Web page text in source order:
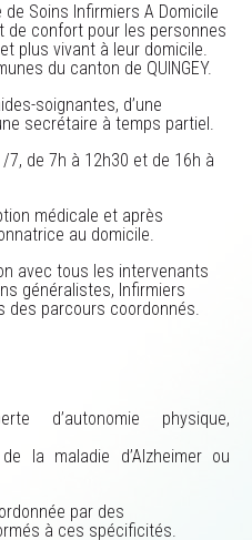
Soins Infirmiers A Domicile
de confort pour les personnes
plus vivant à leur domicile.
du canton de QUINGEY.
soignantes, d’une
secrétaire à temps partiel.
de 7h à 12h30 et de 16h à
médicale et après
au domicile.
avec tous les intervenants
généralistes, Infirmiers
des parcours coordonnés.
d’autonomie physique,
la maladie d’Alzheimer ou
par des
à ces spécificités.